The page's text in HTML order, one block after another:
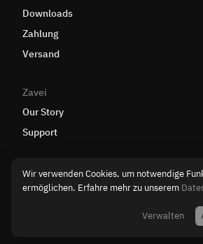
Downloads
Zahlung
Versand
Zavei
Our Story
Support
Wir verwenden Cookies, um notwendige
ermöglichen. Erfahre mehr zu unserem
ermöglichen grundlegende
einwandfreie Funktion der Website
Verwalten